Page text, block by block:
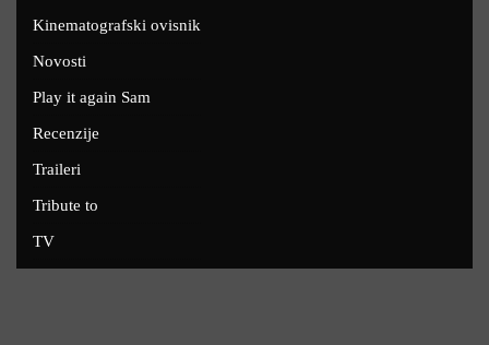
Kinematografski ovisnik
Novosti
Play it again Sam
Recenzije
Traileri
Tribute to
TV